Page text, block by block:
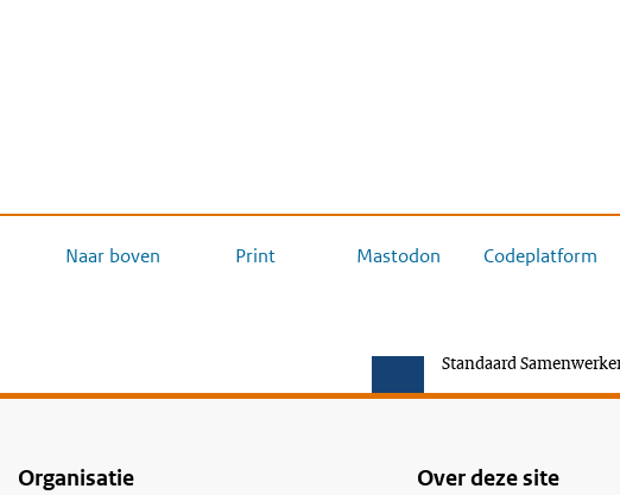
Naar boven Print Mastodon Codeplatform
Standaard
Organisatie Over deze site